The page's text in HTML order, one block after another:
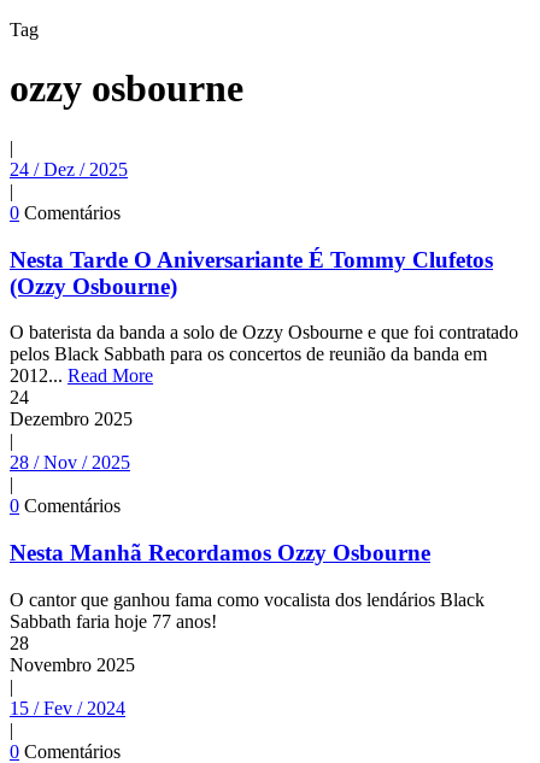
Tag
ozzy osbourne
|
24 / Dez / 2025
|
0 Comentários
Nesta Tarde O Aniversariante É Tommy Clufetos
(Ozzy Osbourne)
O baterista da banda a solo de Ozzy Osbourne e que foi contratado
pelos Black Sabbath para os concertos de reunião da banda em
2012... Read More
24
Dezembro 2025
|
28 / Nov / 2025
|
0 Comentários
Nesta Manhã Recordamos Ozzy Osbourne
O cantor que ganhou fama como vocalista dos lendários Black
Sabbath faria hoje 77 anos!
28
Novembro 2025
|
15 / Fev / 2024
|
0 Comentários